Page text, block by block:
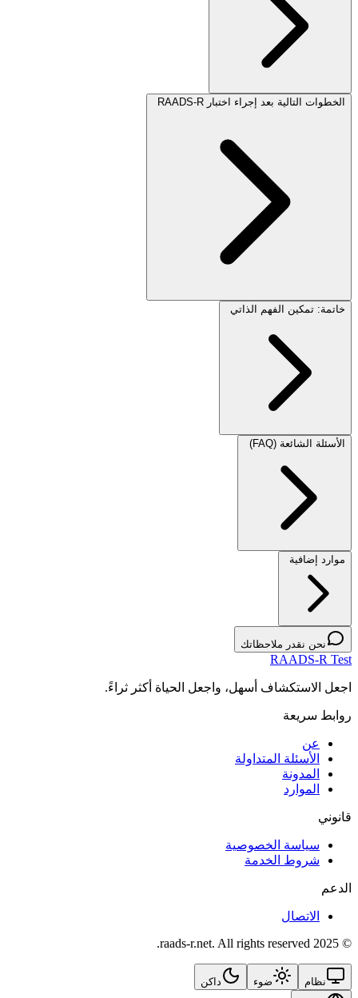
الخطوات التالية بعد إجراء اختبار RAADS-R
خاتمة: تمكين الفهم الذاتي
الأسئلة الشائعة (FAQ)
موارد إضافية
نحن نقدر ملاحظاتك
RAADS-R Test
اجعل الاستكشاف أسهل، واجعل الحياة أكثر ثراءً.
روابط سريعة
عن
الأسئلة المتداولة
المدونة
الموارد
قانوني
سياسة الخصوصية
شروط الخدمة
الدعم
الاتصال
© 2025 raads-r.net. All rights reserved.
نظام ضوء داكن